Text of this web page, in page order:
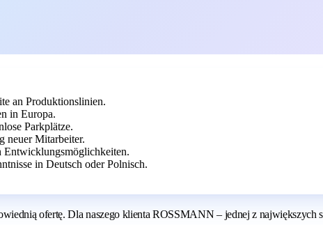
an Produktionslinien.
in Europa.
Parkplätze.
neuer Mitarbeiter.
Entwicklungsmöglichkeiten.
in Deutsch oder Polnisch.
ofertę. Dla naszego klienta ROSSMANN – jednej z